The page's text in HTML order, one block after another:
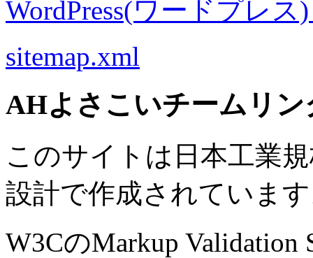
WordPress(ワードプレス)
sitemap.xml
AHよさこいチームリ
このサイトは日本工業
設計で作成されていま
W3CのMarkup Validation